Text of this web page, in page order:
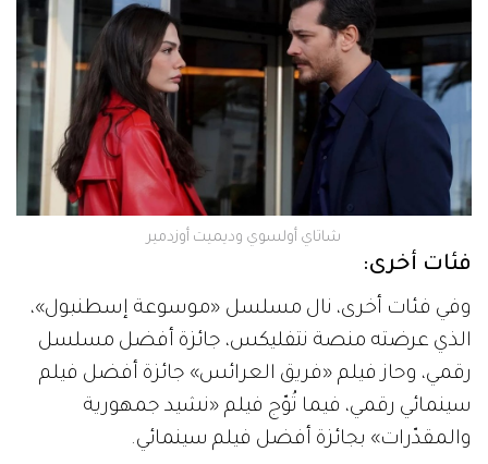
شاتاي أولسوي وديميت أوزدمير
فئات أخرى:
وفي فئات أخرى، نال مسلسل «موسوعة إسطنبول»،
الذي عرضته منصة نتفليكس، جائزة أفضل مسلسل
رقمي، وحاز فيلم «فريق العرائس» جائزة أفضل فيلم
سينمائي رقمي، فيما تُوّج فيلم «نشيد جمهورية
والمقدّرات» بجائزة أفضل فيلم سينمائي.